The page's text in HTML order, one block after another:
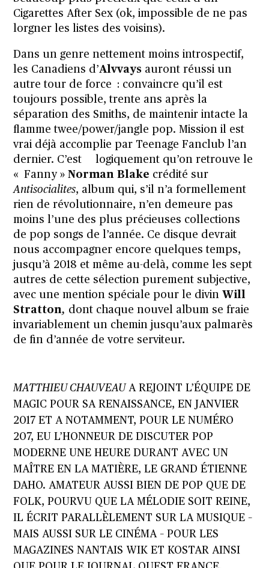
Cigarettes After Sex (ok, impossible de ne pas
lorgner les listes des voisins).
Dans un genre nettement moins introspectif,
les Canadiens d’Alvvays auront réussi un
autre tour de force : convaincre qu’il est
toujours possible, trente ans après la
séparation des Smiths, de maintenir intacte la
flamme twee/power/jangle pop. Mission il est
vrai déjà accomplie par Teenage Fanclub l’an
dernier. C’est logiquement qu’on retrouve le
« Fanny »Norman Blake crédité sur
Antisocialites, album qui, s’il n’a formellement
rien de révolutionnaire, n’en demeure pas
moins l’une des plus précieuses collections
de pop songs de l’année. Ce disque devrait
nous accompagner encore quelques temps,
jusqu’à 2018 et même au-delà, comme les sept
autres de cette sélection purement subjective,
avec une mention spéciale pour le divin Will
Stratton, dont chaque nouvel album se fraie
invariablement un chemin jusqu’aux palmarès
de fin d’année de votre serviteur.
MATTHIEU CHAUVEAU A REJOINT L’ÉQUIPE DE
MAGIC POUR SA RENAISSANCE, EN JANVIER
2017 ET A NOTAMMENT, POUR LE NUMÉRO
207, EU L’HONNEUR DE DISCUTER POP
MODERNE UNE HEURE DURANT AVEC UN
MAÎTRE EN LA MATIÈRE, LE GRAND ÉTIENNE
DAHO. AMATEUR AUSSI BIEN DE POP QUE DE
FOLK, POURVU QUE LA MÉLODIE SOIT REINE,
IL ÉCRIT PARALLÈLEMENT SUR LA MUSIQUE –
MAIS AUSSI SUR LE CINÉMA – POUR LES
MAGAZINES NANTAIS WIK ET KOSTAR AINSI